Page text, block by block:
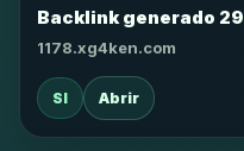
Backlink generado 29
1178.xg4ken.com
SI Abrir